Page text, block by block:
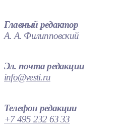
Главный редактор
А. А. Филипповский
Эл. почта редакции
info@vesti.ru
Телефон редакции
+7 495 232 63 33